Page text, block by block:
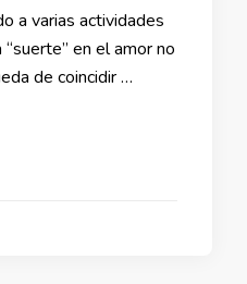
a varias actividades
en el amor no
de coincidir …